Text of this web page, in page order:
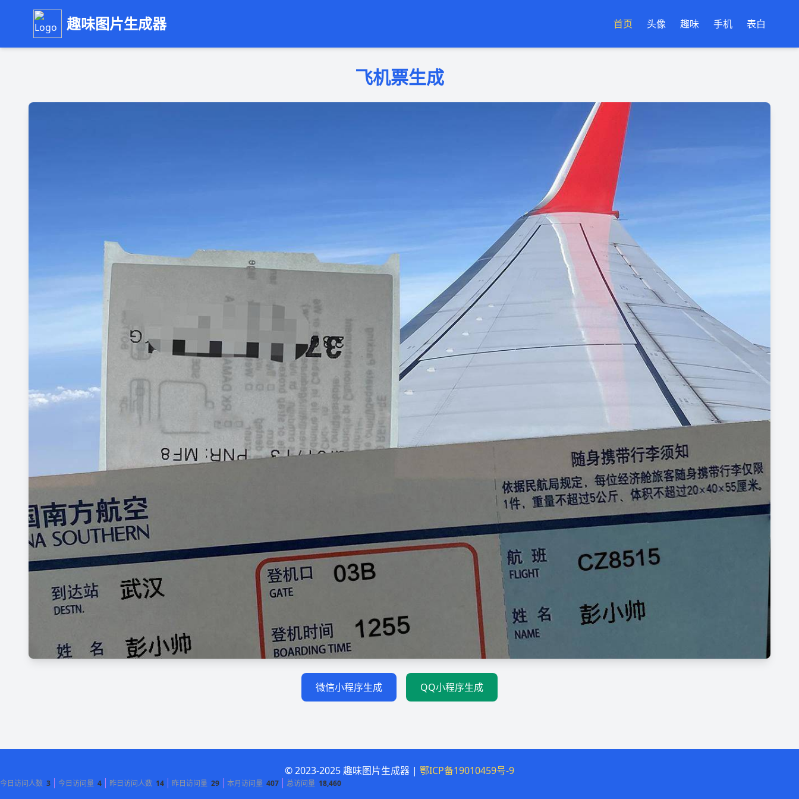
趣味图片生成器 首页 头像 趣味 手机 表白
飞机票生成
微信小程序生成 QQ小程序生成
© 2023-2025 趣味图片生成器 | 鄂ICP备19010459号-9
今日访问人数 3 今日访问量 4 昨日访问人数 14 昨日访问量 29 本月访问量 407 总访问量 18,460